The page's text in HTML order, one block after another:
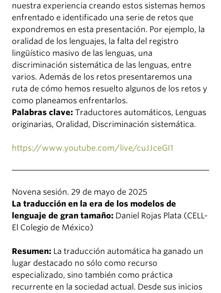
nuestra experiencia creando estos sistemas hemos
enfrentado e identificado una serie de retos que
expondremos en esta presentación. Por ejemplo, la
oralidad de los lenguajes, la falta del registro
lingüístico masivo de las lenguas, una
discriminación sistemática de las lenguas, entre
varios. Además de los retos presentaremos una
ruta de cómo hemos resuelto algunos de los retos y
como planeamos enfrentarlos.
Palabras clave: Traductores automáticos, Lenguas
originarias, Oralidad, Discriminación sistemática.
https://www.youtube.com/live/cuJJceGI1
Novena sesión. 29 de mayo de 2025
La traducción en la era de los modelos de
lenguaje de gran tamaño: Daniel Rojas Plata (CELL-
El Colegio de México)
Resumen: La traducción automática ha ganado un
lugar destacado no sólo como recurso
especializado, sino también como práctica
recurrente en la sociedad actual. Desde sus inicios